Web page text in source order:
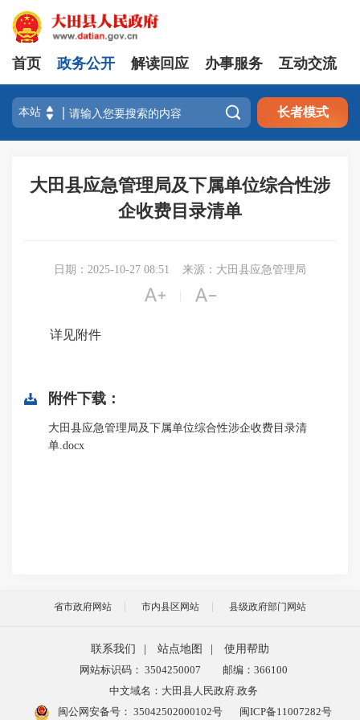
首页 政务公开 解读回应 办事服务 互动交流
 长者模式
大田县应急管理局及下属单位综合性涉
企收费目录清单
日期：2025-10-27 08:51 来源：大田县应急管理局
 
详见附件
附件下载：
大田县应急管理局及下属单位综合性涉企收费目录清
单.docx
省市政府网站 市内县区网站 县级政府部门网站
联系我们 站点地图
使用帮助
网站标识码： 3504250007
邮编：366100
中文域名：大田县人民政府.政务
闽公网安备号： 35042502000102号 闽ICP备11007282号